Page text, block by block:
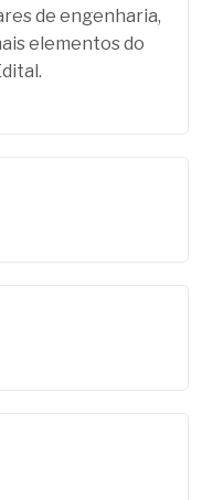
de engenharia,
elementos do